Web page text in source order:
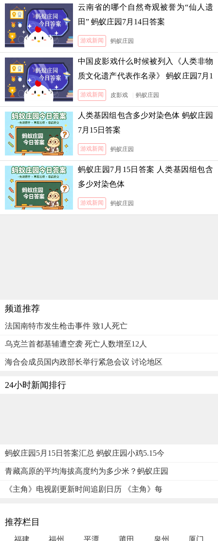
云南省的哪个自然奇观被誉为“仙人遗
田” 蚂蚁庄园7月14日答案
游戏新闻 蚂蚁庄园
中国皮影戏什么时候被列入《人类非物
质文化遗产代表作名录》 蚂蚁庄园7月1
3日答案
游戏新闻 皮影戏 蚂蚁庄园
人类基因组包含多少对染色体 蚂蚁庄园
7月15日答案
游戏新闻 蚂蚁庄园
蚂蚁庄园7月15日答案 人类基因组包含
多少对染色体
游戏新闻 蚂蚁庄园
频道推荐
法国南特市发生枪击事件 致1人死亡
乌克兰首都基辅遭空袭 死亡人数增至12人
海合会成员国内政部长举行紧急会议 讨论地区
24小时新闻排行
蚂蚁庄园5月15日答案汇总 蚂蚁庄园小鸡5.15今
青藏高原的平均海拔高度约为多少米？蚂蚁庄园
《主角》电视剧更新时间追剧日历 《主角》每
推荐栏目
福建 福州 平潭 莆田 泉州 厦门